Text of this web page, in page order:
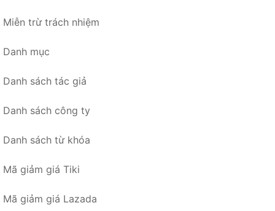
Miễn trừ trách nhiệm
Danh mục
Danh sách tác giả
Danh sách công ty
Danh sách từ khóa
Mã giảm giá Tiki
Mã giảm giá Lazada